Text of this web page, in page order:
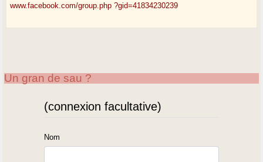
www.facebook.com/group.php ?gid=41834230239
Un gran de sau ?
(connexion facultative)
Nom